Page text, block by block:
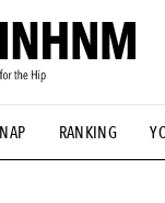
RANKING
#マイナーグッ
#FASHION